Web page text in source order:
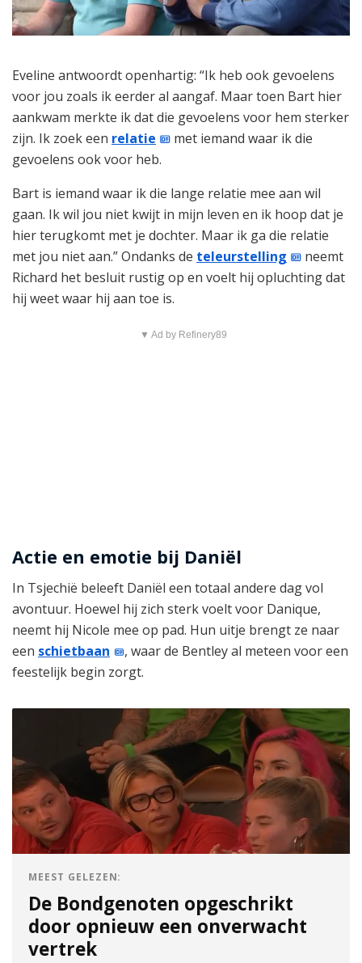
Eveline antwoordt openhartig: “Ik heb ook gevoelens
voor jou zoals ik eerder al aangaf. Maar toen Bart hier
aankwam merkte ik dat die gevoelens voor hem sterker
zijn. Ik zoek een relatie
met iemand waar ik die
gevoelens ook voor heb.
Bart is iemand waar ik die lange relatie mee aan wil
gaan. Ik wil jou niet kwijt in mijn leven en ik hoop dat je
hier terugkomt met je dochter. Maar ik ga die relatie
met jou niet aan.” Ondanks de teleurstelling
neemt
Richard het besluit rustig op en voelt hij opluchting dat
hij weet waar hij aan toe is.
▼ Ad by Refinery89
Actie en emotie bij Daniël
In Tsjechië beleeft Daniël een totaal andere dag vol
avontuur. Hoewel hij zich sterk voelt voor Danique,
neemt hij Nicole mee op pad. Hun uitje brengt ze naar
een schietbaan
, waar de Bentley al meteen voor een
feestelijk begin zorgt.
MEEST GELEZEN:
De Bondgenoten opgeschrikt
door opnieuw een onverwacht
vertrek